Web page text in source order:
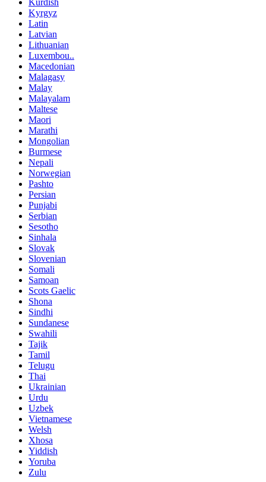
Kyrgyz
Latin
Latvian
Lithuanian
Luxembou..
Macedonian
Malagasy
Malay
Malayalam
Maltese
Maori
Marathi
Mongolian
Burmese
Nepali
Norwegian
Pashto
Persian
Punjabi
Serbian
Sesotho
Sinhala
Slovak
Slovenian
Somali
Samoan
Scots Gaelic
Shona
Sindhi
Sundanese
Swahili
Tajik
Tamil
Telugu
Thai
Ukrainian
Urdu
Uzbek
Vietnamese
Welsh
Xhosa
Yiddish
Yoruba
Zulu